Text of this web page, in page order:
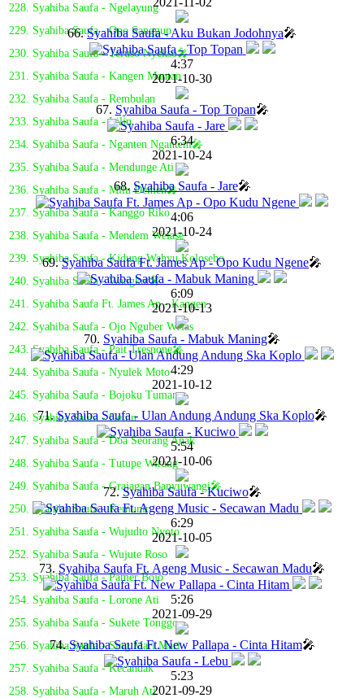
228. Syahiba Saufa - Ngelayung
229. Syahiba Saufa - Opo Sanggup
230. Syahiba Saufa - Teruso Nyekso🎤
231. Syahiba Saufa - Kangen Mantan
232. Syahiba Saufa - Rembulan
233. Syahiba Saufa - Lilin
234. Syahiba Saufa - Nganten Nganteni🎤
235. Syahiba Saufa - Mendunge Ati
236. Syahiba Saufa - Milu Demen🎤
237. Syahiba Saufa - Kanggo Riko
238. Syahiba Saufa - Mendem Welase
239. Syahiba Saufa - Kidung Wahyu Kolosebo
240. Syahiba Saufa - Wangkot🎤
241. Syahiba Saufa Ft. James Ap - Kangen
242. Syahiba Saufa - Ojo Nguber Welas
243. Syahiba Saufa - Pait Tresnone🎤
244. Syahiba Saufa - Nyulek Moto
245. Syahiba Saufa - Bojoku Tuman
246. Syahiba Saufa - Getun
247. Syahiba Saufa - Doa Seorang Anak
248. Syahiba Saufa - Tutupe Wirang
249. Syahiba Saufa - Grajagan Banyuwangi🎤
250. Syahiba Saufa - Kemunir
251. Syahiba Saufa - Wujudto Nyoto
252. Syahiba Saufa - Wujute Roso
253. Syahiba Saufa - Pamer Bojo
254. Syahiba Saufa - Lorone Ati
255. Syahiba Saufa - Sukete Tonggo
256. Syahiba Saufa - Sing Mari Mari
257. Syahiba Saufa - Kecandak
258. Syahiba Saufa - Maruh Ati
66.Syahiba Saufa - Aku Bukan Jodohnya🎤
4:37
2021-10-30
67. Syahiba Saufa - Top Topan🎤
6:34
2021-10-24
68. Syahiba Saufa - Jare🎤
4:06
2021-10-24
69.Syahiba Saufa Ft. James Ap - Opo Kudu Ngene🎤
6:09
2021-10-13
70. Syahiba Saufa - Mabuk Maning🎤
4:29
2021-10-12
71.Syahiba Saufa - Ulan Andung Andung Ska Koplo🎤
5:54
2021-10-06
72.Syahiba Saufa - Kuciwo🎤
6:29
2021-10-05
73. Syahiba Saufa Ft. Ageng Music - Secawan Madu🎤
5:26
2021-09-29
74.Syahiba Saufa Ft. New Pallapa - Cinta Hitam🎤
5:23
2021-09-29